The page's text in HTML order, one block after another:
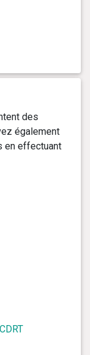
des
également
en effectuant